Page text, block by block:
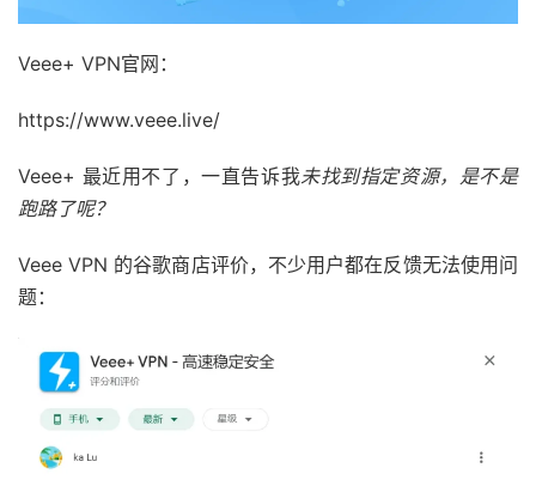
Veee+ VPN官网：
https://www.veee.live/
Veee+ 最近用不了，一直告诉我未找到指定资源，是不是
跑路了呢？
Veee VPN 的谷歌商店评价，不少用户都在反馈无法使用问
题：